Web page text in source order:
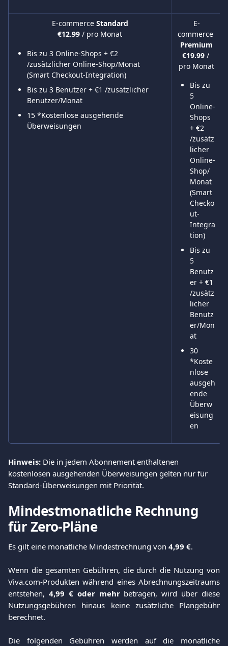
E-commerce Standard
€12.99 / pro Monat
Bis zu 3 Online-Shops + €2
/zusätzlicher Online-Shop/Monat
(Smart Checkout-Integration)
Bis zu 3 Benutzer + €1 /zusätzlicher
Benutzer/Monat
15 *Kostenlose ausgehende
Überweisungen
E-
commerce
Premium
€19.99 /
pro Monat
Bis zu
5
Online-
Shops
+ €2
/zusätz
licher
Online-
Shop/
Monat
(Smart
Checko
ut-
Integra
tion)
Bis zu
5
Benutz
er + €1
/zusätz
licher
Benutz
er/Mon
at
30
*Koste
nlose
ausgeh
ende
Überw
eisung
en
Hinweis: Die in jedem Abonnement enthaltenen
kostenlosen ausgehenden Überweisungen gelten nur für
Standard-Überweisungen mit Priorität.
Mindestmonatliche Rechnung
für Zero-Pläne
Es gilt eine monatliche Mindestrechnung von 4,99 €.
Wenn die gesamten Gebühren, die durch die Nutzung von
Viva.com-Produkten während eines Abrechnungszeitraums
entstehen, 4,99 € oder mehrbetragen, wird über diese
Nutzungsgebühren hinaus keine zusätzliche Plangebühr
berechnet.
Die folgenden Gebühren werden auf die monatliche